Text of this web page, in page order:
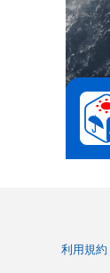
利用規約